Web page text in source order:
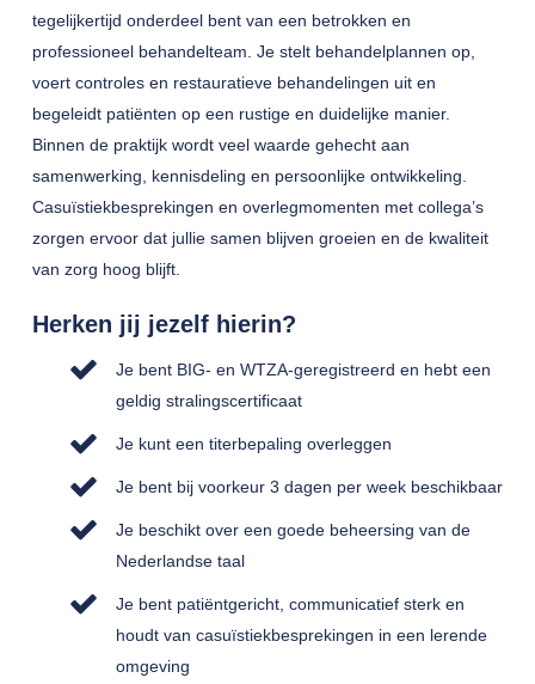
tegelijkertijd onderdeel bent van een betrokken en
professioneel behandelteam. Je stelt behandelplannen op,
voert controles en restauratieve behandelingen uit en
begeleidt patiënten op een rustige en duidelijke manier.
Binnen de praktijk wordt veel waarde gehecht aan
samenwerking, kennisdeling en persoonlijke ontwikkeling.
Casuïstiekbesprekingen en overlegmomenten met collega’s
zorgen ervoor dat jullie samen blijven groeien en de kwaliteit
van zorg hoog blijft.
Herken jij jezelf hierin?
Je bent BIG- en WTZA-geregistreerd en hebt een
geldig stralingscertificaat
Je kunt een titerbepaling overleggen
Je bent bij voorkeur 3 dagen per week beschikbaar
Je beschikt over een goede beheersing van de
Nederlandse taal
Je bent patiëntgericht, communicatief sterk en
houdt van casuïstiekbesprekingen in een lerende
omgeving